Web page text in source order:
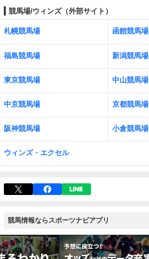
競馬場/ウィンズ（外部サイト）
札幌競馬場 函館競馬場
福島競馬場 新潟競馬場
東京競馬場 中山競馬場
中京競馬場 京都競馬場
阪神競馬場 小倉競馬場
ウィンズ・エクセル
競馬情報ならスポーツナビアプリ